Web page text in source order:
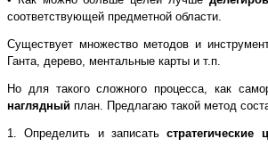
соответствующей предметной области.
Существует множество методов и
Ганта, дерево, ментальные карты и т.п.
Но для такого сложного процесса, как
наглядный план. Предлагаю такой метод
1. Определить и записатьстратегические